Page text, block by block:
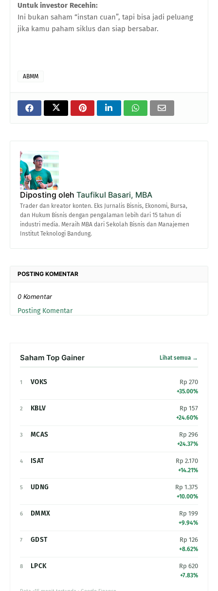
Untuk investor Recehin:
Ini bukan saham “instan cuan”, tapi bisa jadi peluang
jika kamu paham siklus dan siap bersabar.
ABMM
Diposting oleh Taufikul Basari, MBA
Trader dan kreator konten. Eks Jurnalis Bisnis, Ekonomi, Bursa,
dan Hukum Bisnis dengan pengalaman lebih dari 15 tahun di
industri media. Meraih MBA dari Sekolah Bisnis dan Manajemen
Institut Teknologi Bandung.
POSTING KOMENTAR
0 Komentar
Posting Komentar
Saham Top Gainer Lihat semua →
1 VOKS Rp 270
+35.00%
2 KBLV Rp 157
+24.60%
3 MCAS Rp 296
+24.37%
4 ISAT Rp 2.170
+14.21%
5 UDNG Rp 1.375
+10.00%
6 DMMX Rp 199
+9.94%
7 GDST Rp 126
+8.62%
8 LPCK Rp 620
+7.83%